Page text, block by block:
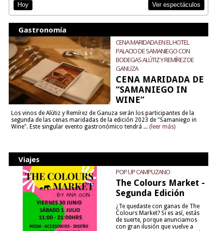
Hoy Ver espectáculos
Gastronomía
CENA MARIDADA EN EL HOTEL
PALACIO DE SAMANIEGO CON
BODEGAS ALÚTIZ Y REMÍREZ DE
GANUZA
CENA MARIDADA DE
“SAMANIEGO IN
WINE”
Los vinos de Alútiz y Remírez de Ganuza serán los participantes de la
segunda de las cenas maridadas de la edición 2023 de "Samaniego in
Wine". Este singular evento gastronómico tendrá ... (leer más)
Viajes
POP UP CAMPUZANO
The Colours Market -
Segunda Edición
¿Te quedaste con ganas de The
Colours Market? Si es así, estás
de suerte, porque anunciamos
con gran ilusión que vuelve a